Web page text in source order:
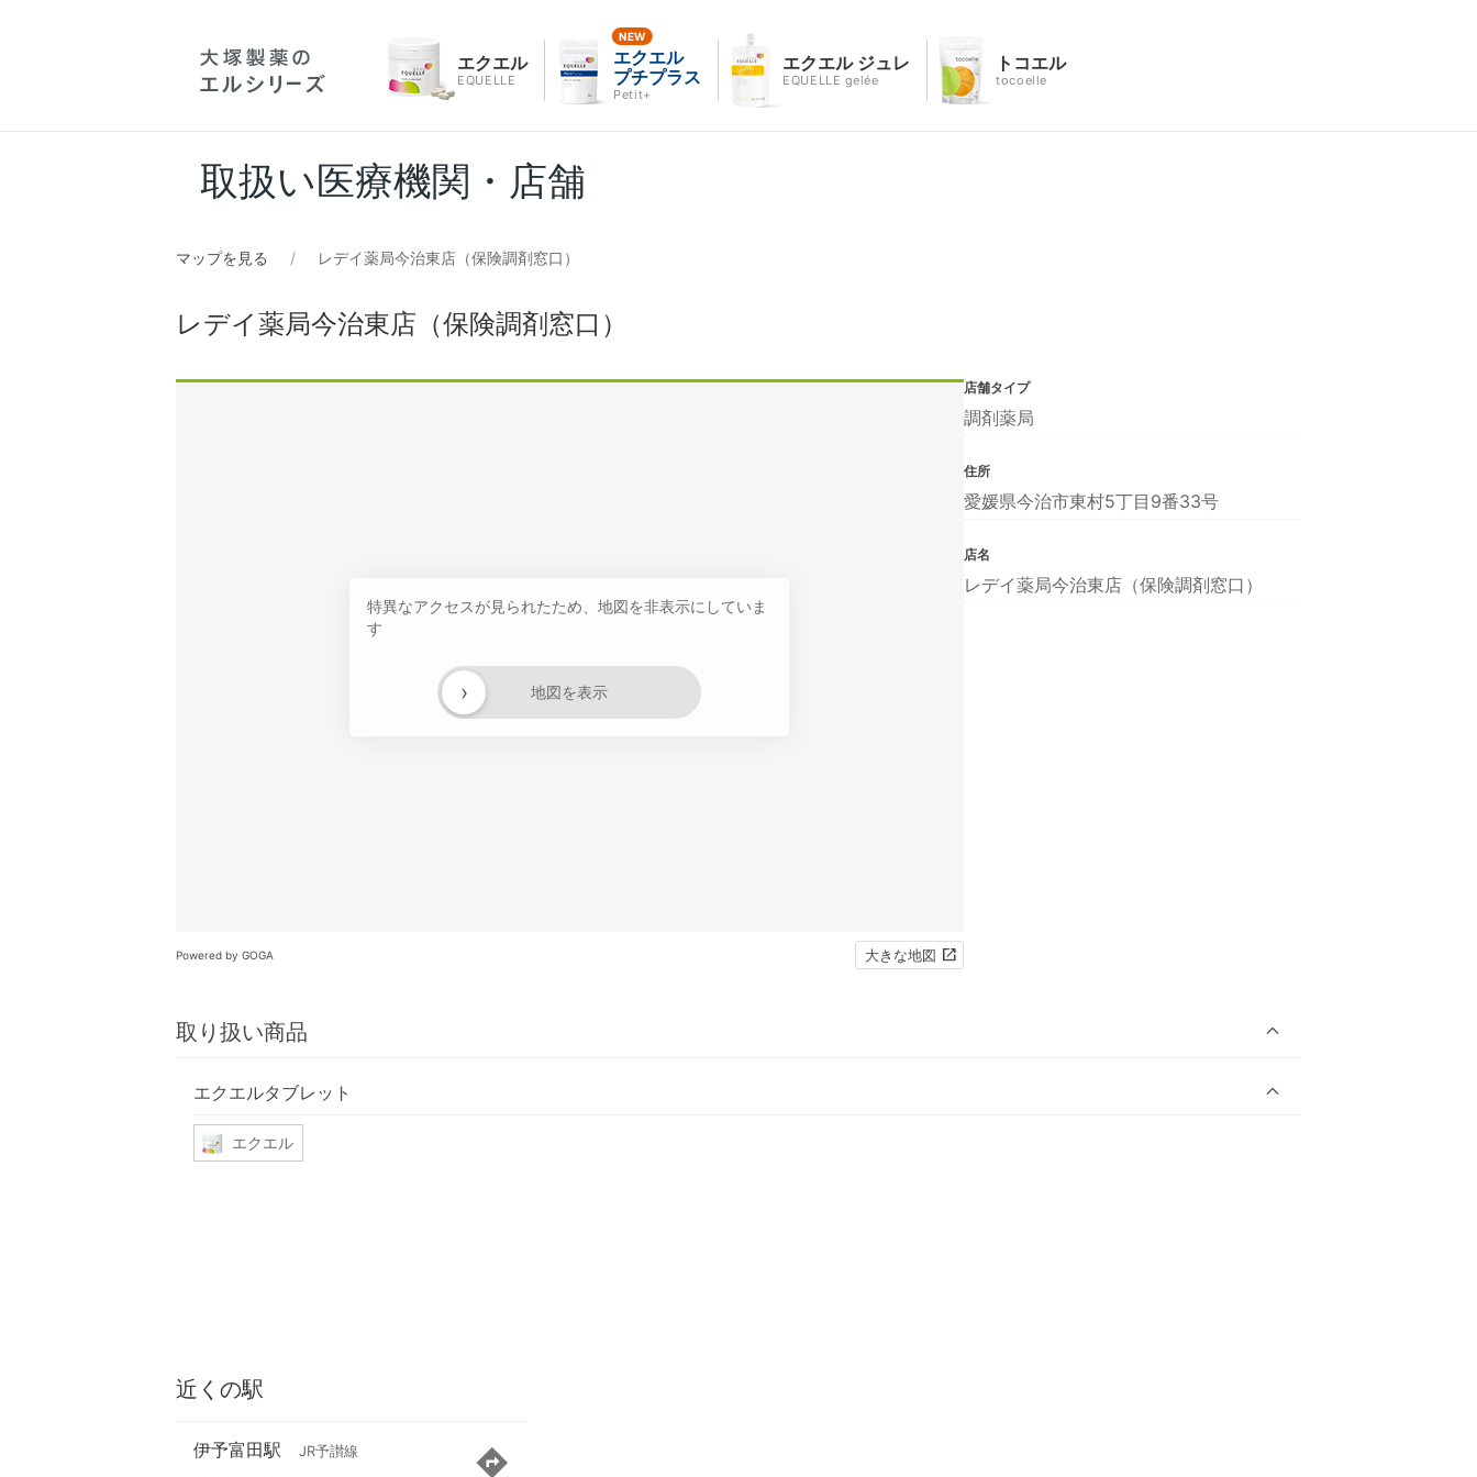
エクエル
EQUELLE
エクエル
プチプラス
Petit+
エクエル ジュレ
EQUELLE gelée
トコエル
tocoelle
取扱い医療機関・店舗
マップを見る レデイ薬局今治東店（保険調剤窓口）
レデイ薬局今治東店（保険調剤窓口）
特異なアクセスが見られたため、地図を非表示にしていま
す
地図を表示
›
Powered by GOGA 大きな地図
取り扱い商品
エクエルタブレット
エクエル
店舗タイプ
調剤薬局
住所
愛媛県今治市東村5丁目9番33号
店名
レデイ薬局今治東店（保険調剤窓口）
近くの駅
伊予富田駅 JR予讃線